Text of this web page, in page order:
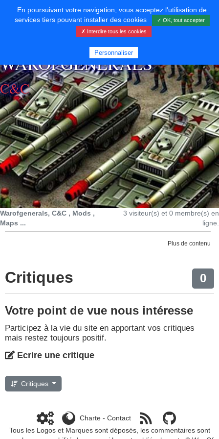
⚡ SOUTENIR LE DÉVELOPPEMENT
WAROFGENERALS
C&C
Warofgenerals, C&C , Mods ,
Maps ...
3 visiteur(s) et 0 membre(s) en
ligne.
Plus de contenu
Critiques 0
Votre point de vue nous intéresse
Participez à la vie du site en apportant vos critiques
mais restez toujours positif.
Ecrire une critique
Critiques
Charte- Contact
Tous les Logos et Marques sont déposés, les commentaires sont
En poursuivant votre navigation, vous acceptez l'utilisation de
services tiers pouvant installer des cookies
✓ OK, tout accepter
✗ Interdire tous les cookies
Personnaliser